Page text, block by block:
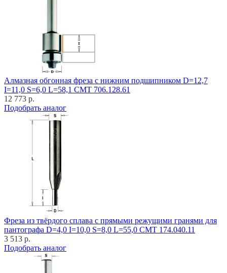
Алмазная обгонная фреза с нижним подшипником D=12,7
I=11,0 S=6,0 L=58,1 CMT 706.128.61
12 773 р.
Подобрать аналог
Фреза из твёрдого сплава с прямыми режущими гранями для
пантографа D=4,0 I=10,0 S=8,0 L=55,0 CMT 174.040.11
3 513 р.
Подобрать аналог